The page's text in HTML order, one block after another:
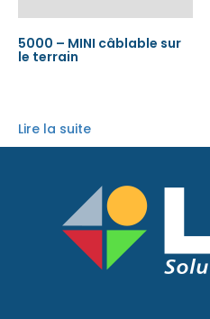
5000 – MINI câblable sur
le terrain
Lire la suite